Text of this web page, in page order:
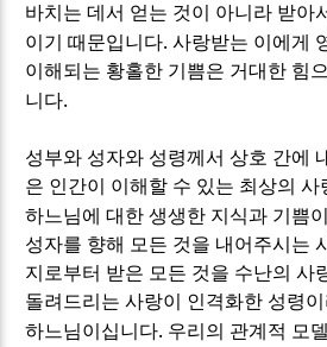
바치는 데서 얻는 것이 아니라 받아
이기 때문입니다.사랑받는 이에게
이해되는 황홀한 기쁨은 거대한 힘
니다.
성부와 성자와 성령께서 상호 간에
은 인간이 이해할 수 있는 최상의 사
하느님에 대한 생생한 지식과 기쁨
성자를 향해 모든 것을 내어주시는
지로부터 받은 모든 것을 수난의 사
돌려드리는 사랑이 인격화한 성령
하느님이십니다. 우리의 관계적 모